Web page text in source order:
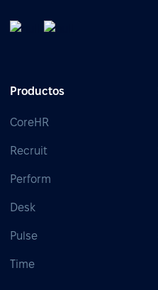
Productos
CoreHR
Recruit
Perform
Desk
Pulse
Time